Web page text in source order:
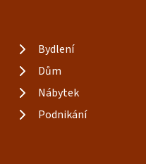
Bydlení
Dům
Nábytek
Podnikání